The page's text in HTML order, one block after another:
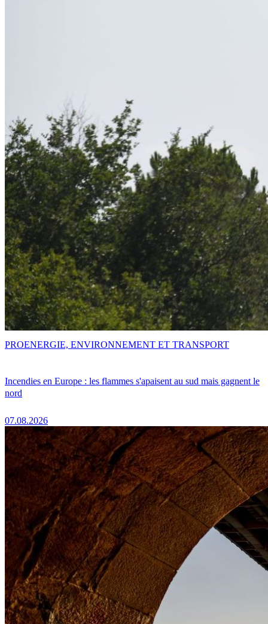
Incendies en Europe : les flammes s'apaisent au sud mais gagnent le
nord
07.08.2026
PROENERGIE, ENVIRONNEMENT ET TRANSPORT